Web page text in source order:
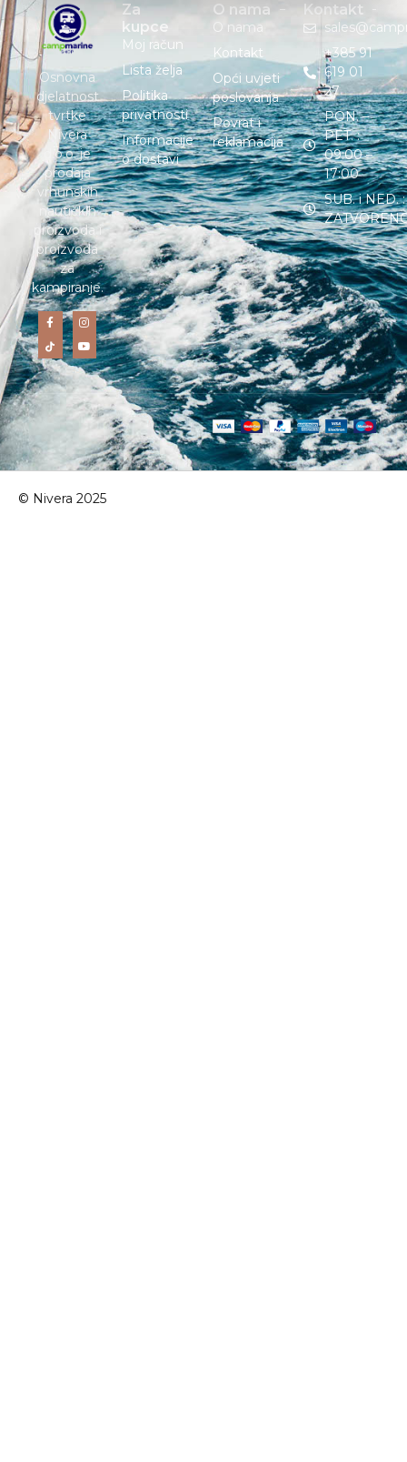
Osnovna
djelatnost
tvrtke
Nivera
d.o.o. je
prodaja
vrhunskih
nautičkih
proizvoda i
proizvoda
za
kampiranje.
Za
kupce
Moj račun
Lista želja
Politika
privatnosti
Informacije
o dostavi
O nama
O nama
Kontakt
Opći uvjeti
poslovanja
Povrat i
reklamacija
Kontakt
+385 91
619 01
27
PON. –
PET. :
09:00 –
17:00
SUB. i NED. :
© Nivera 2025